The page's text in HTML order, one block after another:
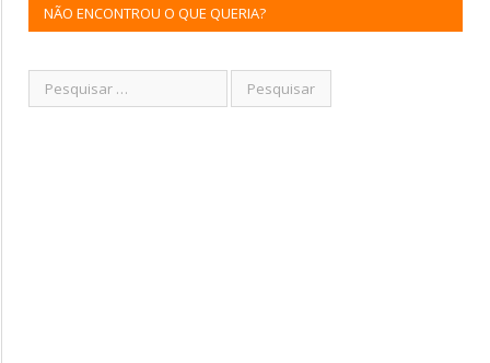
NÃO ENCONTROU O QUE QUERIA?